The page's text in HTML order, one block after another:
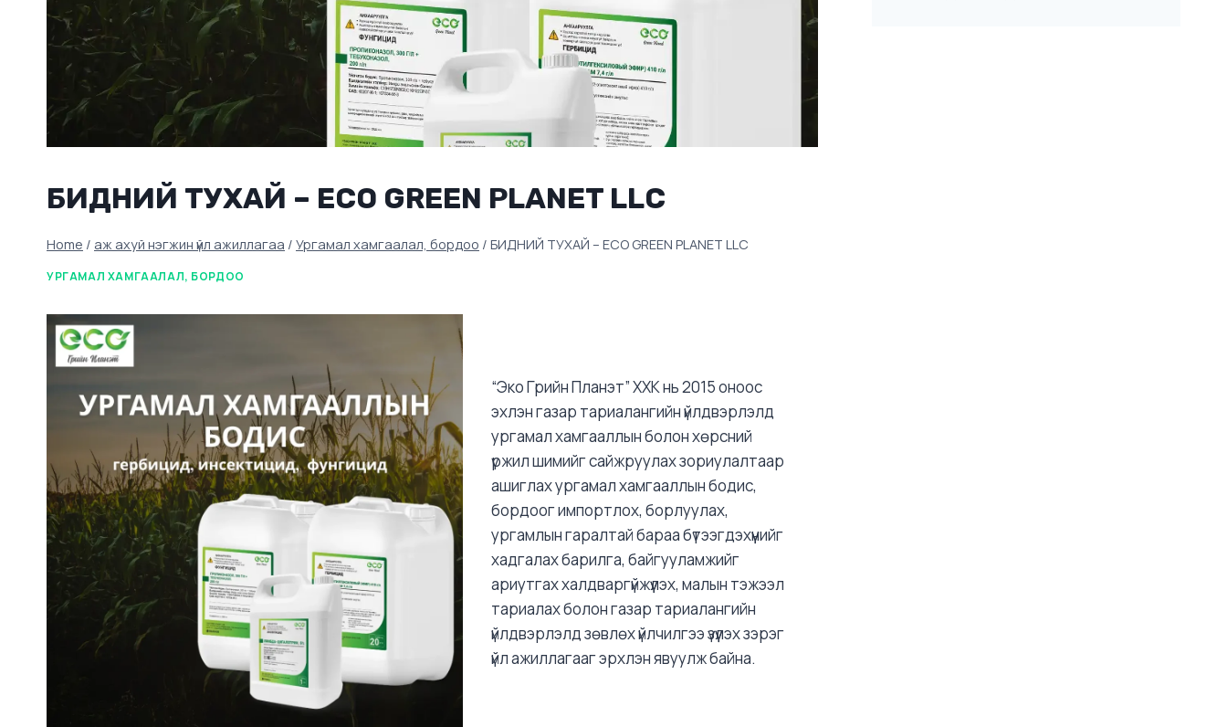
БИДНИЙ ТУХАЙ – ECO GREEN PLANET LLC
Home / аж ахуй нэгжин үйл ажиллагаа / Ургамал хамгаалал, бордоо / БИДНИЙ ТУХАЙ – ECO GREEN PLANET LLC
УРГАМАЛ ХАМГААЛАЛ, БОРДОО
“Эко Грийн Планэт” ХХК нь 2015 оноос
эхлэн газар тариалангийн үйлдвэрлэлд
ургамал хамгааллын болон хөрсний
үржил шимийг сайжруулах зориулалтаар
ашиглах ургамал хамгааллын бодис,
бордоог импортлох, борлуулах,
ургамлын гаралтай бараа бүтээгдэхүүнийг
хадгалах барилга, байгууламжийг
ариутгах халдваргүйжүүлэх, малын тэжээл
тариалах болон газар тариалангийн
үйлдвэрлэлд зөвлөх үйлчилгээ үзүүлэх зэрэг
үйл ажиллагааг эрхлэн явуулж байна.